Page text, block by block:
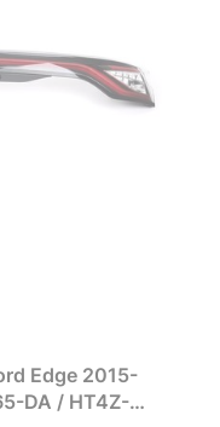
Edge 2015-
DA / HT4Z-